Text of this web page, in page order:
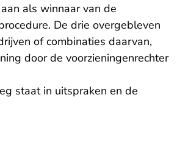
als winnaar van de
De drie overgebleven
of combinaties daarvan,
door de voorzieningenrechter
staat in uitspraken en de